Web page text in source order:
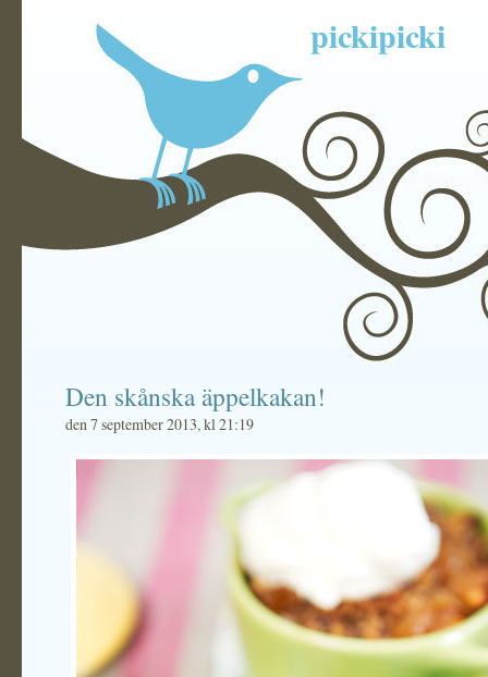
pickipicki
Den skånska äppelkakan!
den 7 september 2013, kl 21:19